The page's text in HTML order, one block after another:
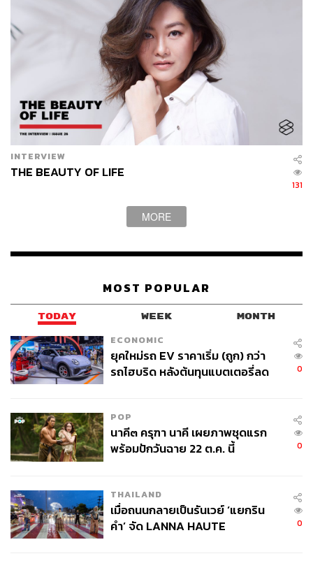
OPINION
พื้นที่นำเสนอความคิดเห็น เรื่องราวสนุกๆ ของนักเขียนรับ
เชิญที่อัดแน่นไปด้วยคุณภาพกว่า 30 คน เราจะคัดสรร
ได้ต่อยอดความคิดจากสิ่งที่หลากหลายและรอบด้าน
LIFESTYLE – LIVING ON THE BRIGHT SIDE
หลายแง่มุม ตั้งแต่แกลเลอรี โคเวิร์กกิ้งสเปซ ห้องสัมมนา
ตลาดงานดีไซน์ งานดนตรี ร้านอาหาร รวมไปถึงคาเฟ่ พื้นที่
สร้างสรรค์นี้กำลังเป็นที่รู้จักในนาม YELO House ชื่อสั้นๆ
INTERVIEW
THE BEAUTY OF LIFE
131
MORE
MOST POPULAR
TODAY WEEK MONTH
ECONOMIC
ยุคใหม่รถ EV ราคาเริ่ม (ถูก) กว่า
รถไฮบริด หลังต้นทุนแบตเตอรี่ลด
0
POP
นาคี๓ ครุฑา นาคี เผยภาพชุดแรก
พร้อมปักวันฉาย 22 ต.ค. นี้
0
THAILAND
เมื่อถนนกลายเป็นรันเวย์ ‘แยกริน
คำ’ จัด LANNA HAUTE
0